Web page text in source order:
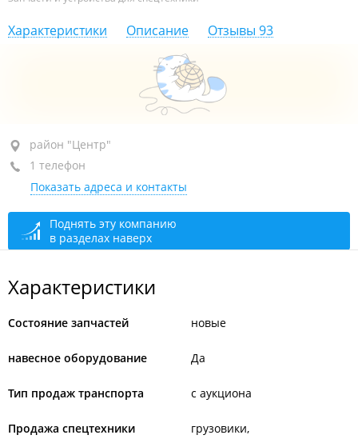
Характеристики Описание Отзывы 93
район "Центр", ул. Алеутская, 11
6-й этаж, оф. 610.5
+7 914 694-01-71
открыто: 10:00–18:00
район "Центр"
1 телефон
Показать адреса и контакты
Поднять эту компанию
в разделах наверх
Характеристики
Состояние запчастей новые
навесное оборудование Да
Тип продаж транспорта с аукциона
Продажа спецтехники
грузовики